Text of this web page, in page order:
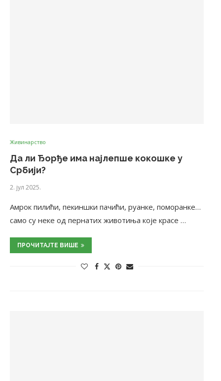
Живинарство
Да ли Ђорђе има најлепше кокошке у
Србији?
2. јул 2025.
Амрок пилићи, пекиншки пачићи, руанке, поморанке…
само су неке од пернатих животиња које красе …
ПРОЧИТАЈТЕ ВИШЕ